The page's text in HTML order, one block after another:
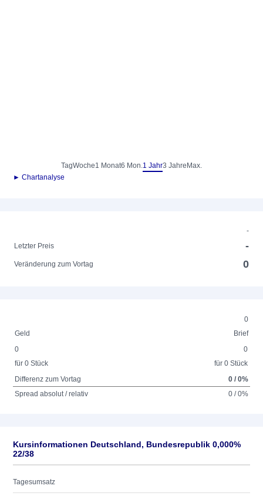
TagWoche1 Monat6 Mon.1 Jahr3 Jahre Max.
► Chartanalyse
-
Letzter Preis
-
Veränderung zum Vortag 0
0
Geld
Brief
0
für 0 Stück
0
für 0 Stück
Differenz zum Vortag
0 / 0%
Spread absolut / relativ
0 / 0%
Kursinformationen Deutschland, Bundesrepublik 0,000%
22/38
Tagesumsatz